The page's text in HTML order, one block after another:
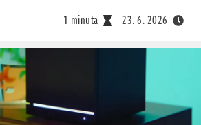
1 minuta 23. 6. 2026